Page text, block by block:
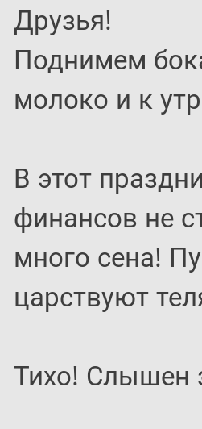
Друзья!
Поднимем
молоко и к
В этот
финансов не
много сена!
царствуют
Тихо! Слышен